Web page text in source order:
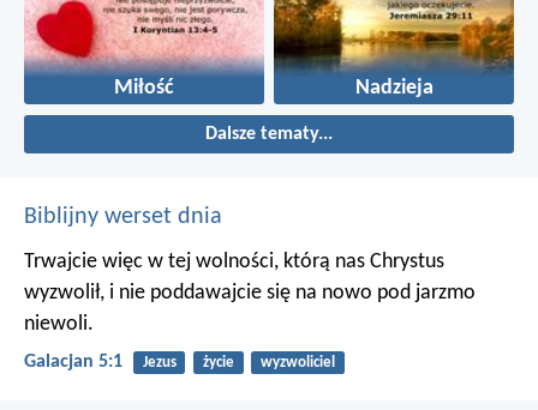
Miłość Nadzieja
Dalsze tematy...
Biblijny werset dnia
Trwajcie więc w tej wolności, którą nas Chrystus
wyzwolił, i nie poddawajcie się na nowo pod jarzmo
niewoli.
Galacjan 5:1 Jezus życie wyzwoliciel